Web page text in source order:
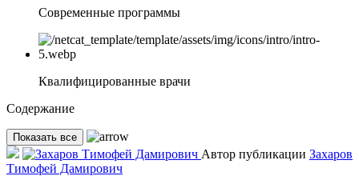
Современные программы
Квалифицированные врачи
Содержание
Показать все
Автор публикации Захаров
Тимофей Дамирович